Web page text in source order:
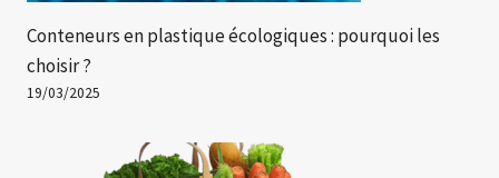
Conteneurs en plastique écologiques : pourquoi les
choisir ?
19/03/2025